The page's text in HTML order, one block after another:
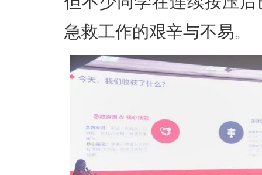
急救工作的艰辛与不易。